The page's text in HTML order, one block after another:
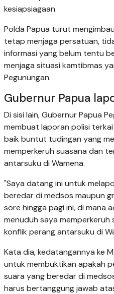
kesiapsiagaan.
Polda Papua turut
tetap menjaga persatuan,
informasi yang belum tentu
menjaga situasi kamtibmas
Pegunungan.
Gubernur Papua
Di sisi lain, Gubernur Papua
membuat laporan polisi
baik buntut tudingan yang
memperkeruh suasana dan
antarsuku di Wamena.
"Saya datang ini untuk
beredar di medsos maupun
sore hingga pagi ini, di mana
menuduh saya
konflik perang antarsuku di
Kata dia, kedatangannya ke
untuk membuktikan apakah
suara yang beredar di
harus bertanggung jawab